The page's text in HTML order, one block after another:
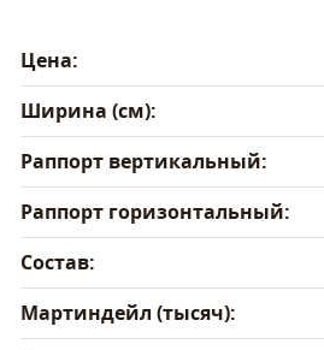
Цена:
Ширина (см):
Раппорт вертикальный:
Раппорт горизонтальный:
Состав:
Мартиндейл (тысяч):